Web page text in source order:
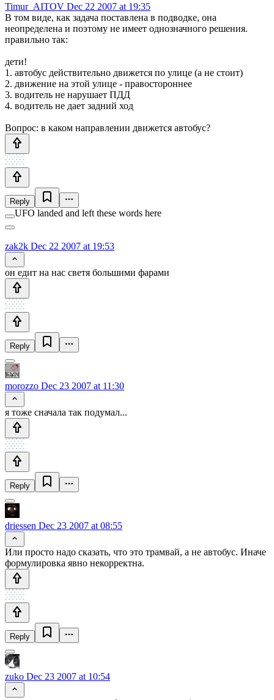
Timur_AITOV Dec 22 2007 at 19:35
В том виде, как задача поставлена в подводке, она
неопределена и поэтому не имеет однозначного решения.
правильно так:
дети!
1. автобус действительно движется по улице (а не стоит)
2. движение на этой улице - правостороннее
3. водитель не нарушает ПДД
4. водитель не дает задний ход
Вопрос: в каком направлении движется автобус?
Reply
UFO landed and left these words here
zak2k Dec 22 2007 at 19:53
он едит на нас светя большими фарами
Reply
morozzo Dec 23 2007 at 11:30
я тоже сначала так подумал...
Reply
driessen Dec 23 2007 at 08:55
Или просто надо сказать, что это трамвай, а не автобус. Иначе
формулировка явно некорректна.
Reply
zuko Dec 23 2007 at 10:54